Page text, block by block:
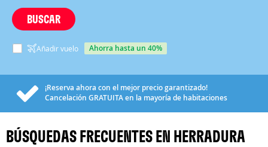
BUSCAR
Añadir vuelo ahorra hasta un 40%
¡Reserva ahora con el mejor precio garantizado!
Cancelación GRATUITAen la mayoría de habitaciones
BÚSQUEDAS FRECUENTES EN HERRADURA